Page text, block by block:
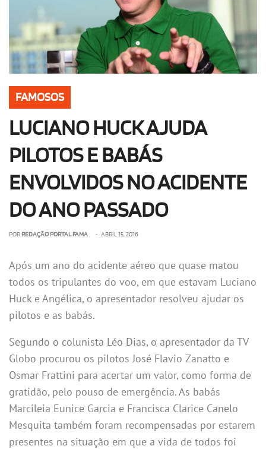
FAMOSOS
LUCIANO HUCK AJUDA
PILOTOS E BABÁS
ENVOLVIDOS NO ACIDENTE
DO ANO PASSADO
POR REDAÇÃO PORTAL FAMA • ABRIL 15, 2016
Após um ano do acidente aéreo que quase matou
todos os tripulantes do voo, em que estavam Luciano
Huck e Angélica, o apresentador resolveu ajudar os
pilotos e as babás.
Segundo o colunista Léo Dias, o apresentador da TV
Globo procurou os pilotos José Flavio Zanatto e
Osmar Frattini para acertar um valor, como forma de
gratidão, pelo pouso de emergência. As babás
Marcileia Eunice Garcia e Francisca Clarice Canelo
Mesquita também foram recompensadas por estarem
presentes na situação em que a vida de todos foi